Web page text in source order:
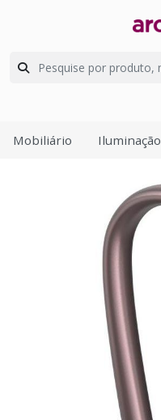
Mobiliário Iluminação